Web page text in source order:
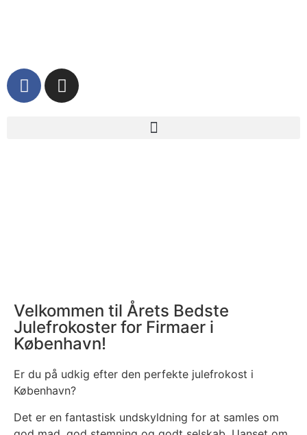
Velkommen til Årets Bedste
Julefrokoster for Firmaer i
København!
Er du på udkig efter den perfekte julefrokost i
København?
Det er en fantastisk undskyldning for at samles om